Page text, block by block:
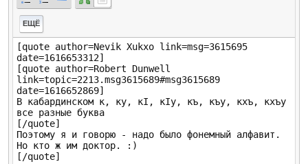
ЕЩЁ